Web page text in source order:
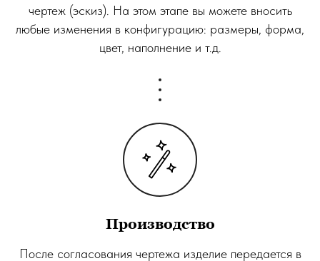
чертеж (эскиз). На этом этапе вы можете вносить
любые изменения в конфигурацию: размеры, форма,
цвет, наполнение и т.д.
Производство
После согласования чертежа изделие передается в